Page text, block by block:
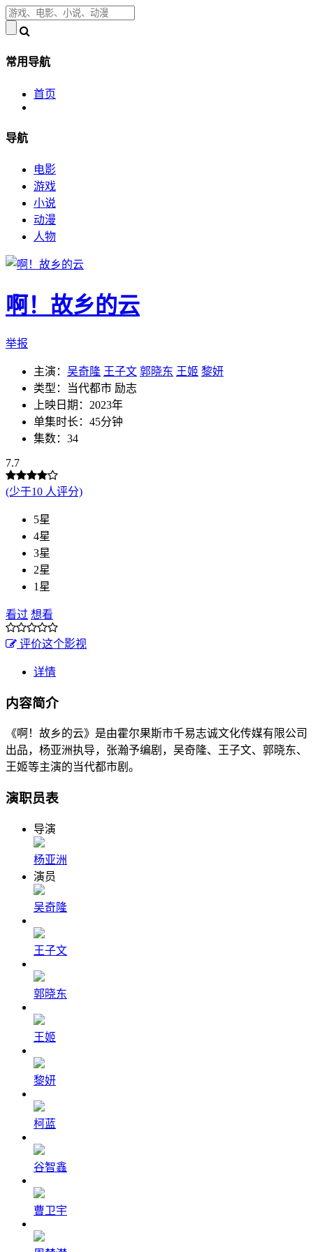
常用导航
首页
导航
电影
游戏
小说
动漫
人物
啊！故乡的云
举报
主演： 吴奇隆 王子文 郭晓东 王姬 黎妍
类型：当代都市 励志
上映日期：2023年
单集时长：45分钟
集数：34
7.7
(少于10 人评分)
5星
4星
3星
2星
1星
看过 想看
评价这个影视
详情
内容简介
《啊！故乡的云》是由霍尔果斯市千易志诚文化传媒有限公司
出品，杨亚洲执导，张瀚予编剧，吴奇隆、王子文、郭晓东、
王姬等主演的当代都市剧。
演职员表
导演
杨亚洲
演员
吴奇隆
王子文
郭晓东
王姬
黎妍
柯蓝
谷智鑫
曹卫宇